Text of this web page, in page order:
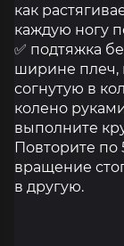
как
каждую ногу
✅ подтяжка
ширине плеч,
согнутую в
колено
выполните
Повторите по
вращение
в другую.